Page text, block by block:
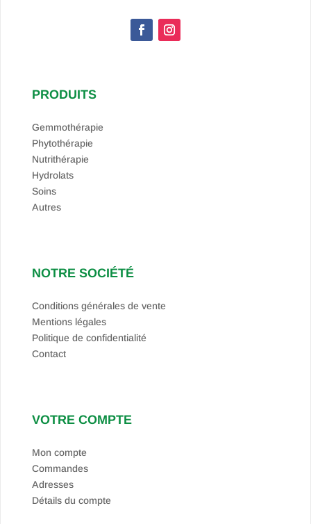
PRODUITS
Gemmothérapie
Phytothérapie
Nutrithérapie
Hydrolats
Soins
Autres
NOTRE SOCIÉTÉ
Conditions générales de vente
Mentions légales
Politique de confidentialité
Contact
VOTRE COMPTE
Mon compte
Commandes
Adresses
Détails du compte